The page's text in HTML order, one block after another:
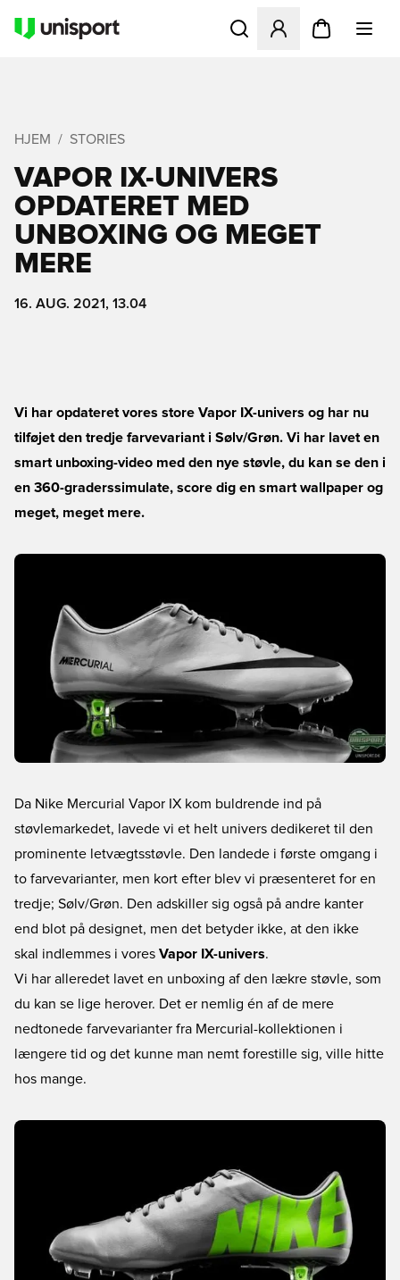
Åbner en Modal til at
HJEM STORIES
VAPOR IX-UNIVERS
OPDATERET MED
UNBOXING OG MEGET
MERE
16. AUG. 2021, 13.04
Vi har opdateret vores store Vapor IX-univers og har nu
tilføjet den tredje farvevariant i Sølv/Grøn. Vi har lavet en
smart unboxing-video med den nye støvle, du kan se den i
en 360-graderssimulate, score dig en smart wallpaper og
meget, meget mere.
Da Nike Mercurial Vapor IX kom buldrende ind på
støvlemarkedet, lavede vi et helt univers dedikeret til den
prominente letvægtsstøvle. Den landede i første omgang i
to farvevarianter, men kort efter blev vi præsenteret for en
tredje; Sølv/Grøn. Den adskiller sig også på andre kanter
end blot på designet, men det betyder ikke, at den ikke
skal indlemmes i vores Vapor IX-univers.
Vi har alleredet lavet en unboxing af den lækre støvle, som
du kan se lige herover. Det er nemlig én af de mere
nedtonede farvevarianter fra Mercurial-kollektionen i
længere tid og det kunne man nemt forestille sig, ville hitte
hos mange.